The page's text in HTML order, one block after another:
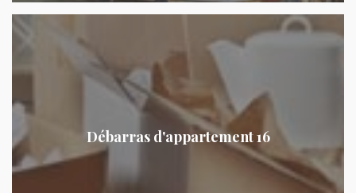
Débarras d'appartement 16